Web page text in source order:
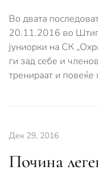
Во двата
20.11.2016 во
јуниорки на СК
ги зад себе и
тренираат и повеќе
Дек 29, 2016
Почина